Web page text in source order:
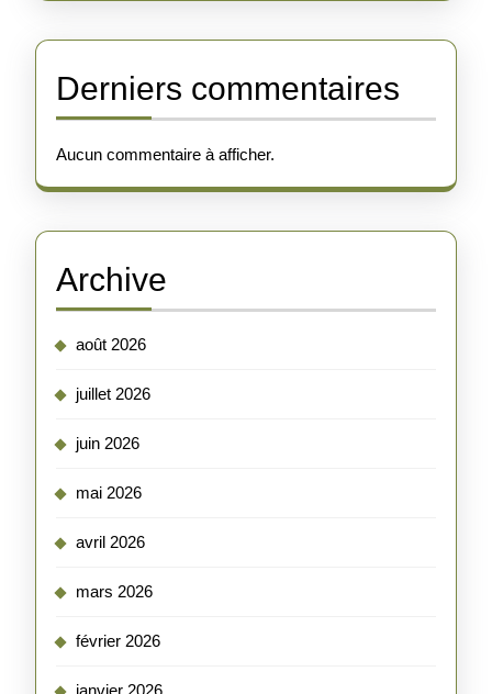
Derniers commentaires
Aucun commentaire à afficher.
Archive
août 2026
juillet 2026
juin 2026
mai 2026
avril 2026
mars 2026
février 2026
janvier 2026